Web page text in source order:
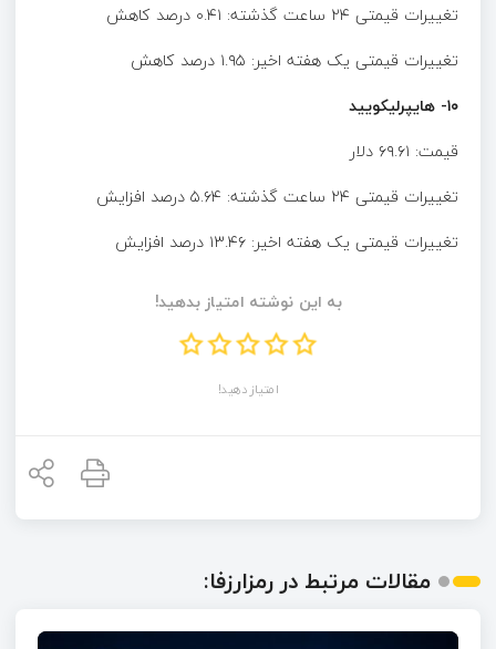
تغییرات قیمتی ۲۴ ساعت گذشته: ۰.۴۱ درصد کاهش
تغییرات قیمتی یک هفته اخیر: ۱.۹۵ درصد کاهش
۱۰- هایپرلیکویید
قیمت: ۶۹.۶۱ دلار
تغییرات قیمتی ۲۴ ساعت گذشته: ۵.۶۴ درصد افزایش
تغییرات قیمتی یک هفته اخیر: ۱۳.۴۶ درصد افزایش
به این نوشته امتیاز بدهید!
امتیاز دهید!
مقالات مرتبط در رمزارزفا: